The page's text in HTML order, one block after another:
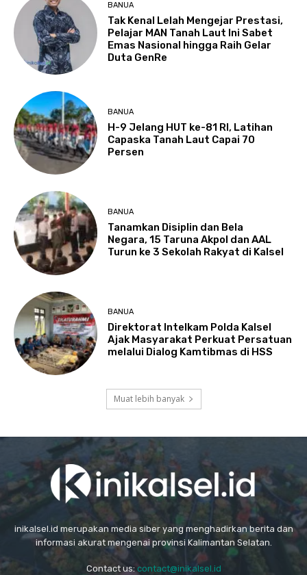
BANUA
Tak Kenal Lelah Mengejar Prestasi,
Pelajar MAN Tanah Laut Ini Sabet
Emas Nasional hingga Raih Gelar
Duta GenRe
BANUA
H-9 Jelang HUT ke-81 RI, Latihan
Capaska Tanah Laut Capai 70
Persen
BANUA
Tanamkan Disiplin dan Bela
Negara, 15 Taruna Akpol dan AAL
Turun ke 3 Sekolah Rakyat di Kalsel
BANUA
Direktorat Intelkam Polda Kalsel
Ajak Masyarakat Perkuat Persatuan
melalui Dialog Kamtibmas di HSS
Muat lebih banyak
inikalsel.id merupakan media siber yang menghadirkan berita dan
informasi akurat mengenai provinsi Kalimantan Selatan.
Contact us:contact@inikalsel.id